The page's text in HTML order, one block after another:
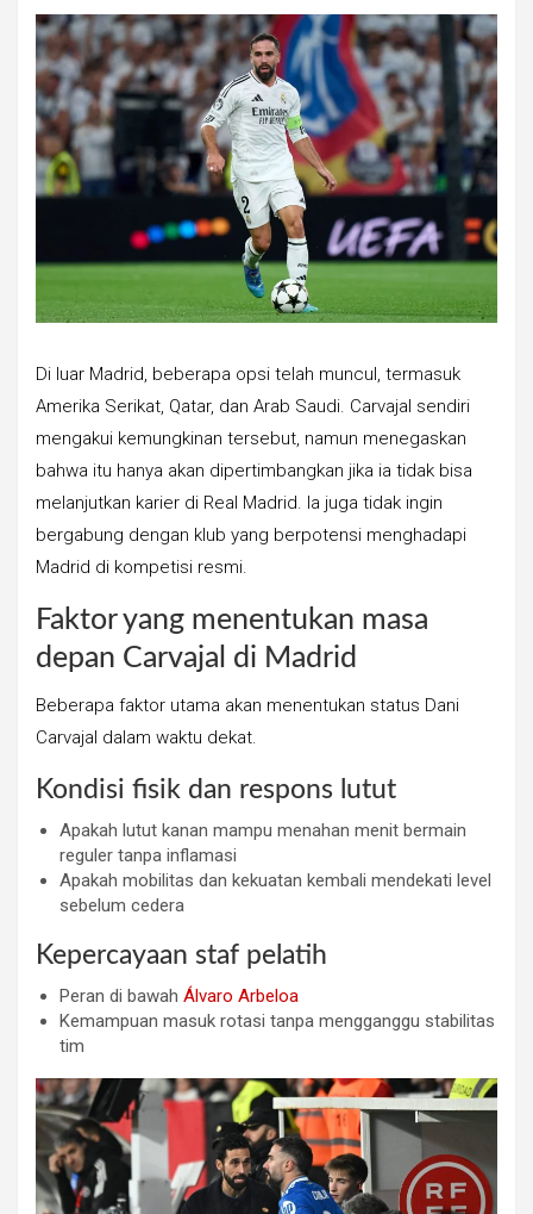
Di luar Madrid, beberapa opsi telah muncul, termasuk
Amerika Serikat, Qatar, dan Arab Saudi. Carvajal sendiri
mengakui kemungkinan tersebut, namun menegaskan
bahwa itu hanya akan dipertimbangkan jika ia tidak bisa
melanjutkan karier di Real Madrid. Ia juga tidak ingin
bergabung dengan klub yang berpotensi menghadapi
Madrid di kompetisi resmi.
Faktor yang menentukan masa
depan Carvajal di Madrid
Beberapa faktor utama akan menentukan status Dani
Carvajal dalam waktu dekat.
Kondisi fisik dan respons lutut
Apakah lutut kanan mampu menahan menit bermain
reguler tanpa inflamasi
Apakah mobilitas dan kekuatan kembali mendekati level
sebelum cedera
Kepercayaan staf pelatih
Peran di bawah Álvaro Arbeloa
Kemampuan masuk rotasi tanpa mengganggu stabilitas
tim